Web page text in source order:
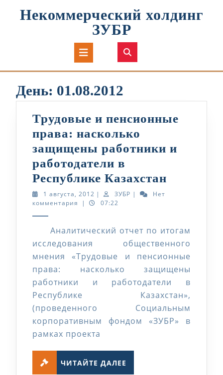
Некоммерческий холдинг
ЗУБР
Кнопка
Открыть
День: 01.08.2012
Трудовые и пенсионные
права: насколько
защищены работники и
работодатели в
Республике Казахстан
и
в
1 августа, 2012 1
августа,
| ЗУБР ЗУБР
|
Нет
комментария
| 07:22
Аналитический отчет по итогам
исследования общественного
мнения «Трудовые и пенсионные
права: насколько защищены
работники и работодатели в
Республике Казахстан»,
(проведенного Социальным
корпоративным фондом «ЗУБР» в
рамках проекта
ЧИТАЙТЕ ДАЛЕЕ